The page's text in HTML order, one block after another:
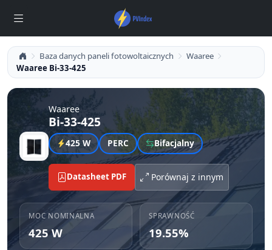
Baza danych paneli fotowoltaicznych
Waaree
Waaree Bi-33-425
Waaree
Bi-33-425
425 W PERC Bifacjalny
Datasheet PDF Porównaj z innym
MOC NOMINALNA
425 W
SPRAWNOŚĆ
19.55%